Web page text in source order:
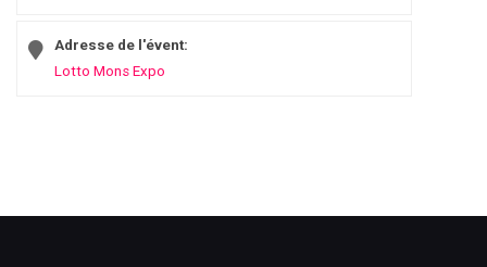
Adresse de l'évent:
Lotto Mons Expo